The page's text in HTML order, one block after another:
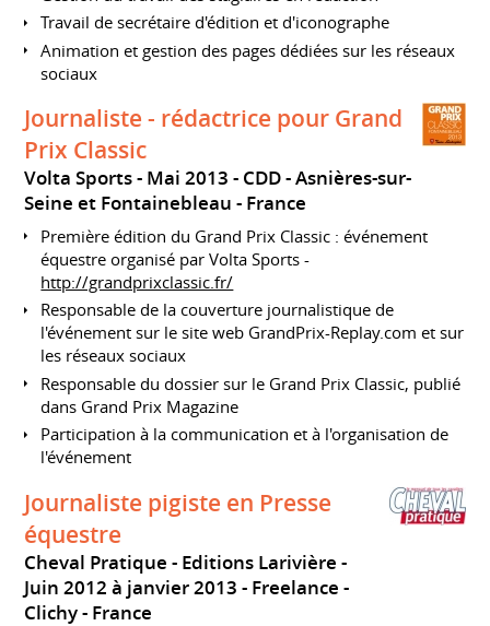
Travail de secrétaire d'édition et d'iconographe
Animation et gestion des pages dédiées sur les réseaux
sociaux
Journaliste - rédactrice pour Grand
Prix Classic
Volta Sports Mai 2013 CDD
Asnières-sur-
Seine et Fontainebleau
France
Première édition du Grand Prix Classic : événement
équestre organisé par Volta Sports -
http://grandprixclassic.fr/
Responsable de la couverture journalistique de
l'événement sur le site web GrandPrix-Replay.com et sur
les réseaux sociaux
Responsable du dossier sur le Grand Prix Classic, publié
dans Grand Prix Magazine
Participation à la communication et à l'organisation de
l'événement
Journaliste pigiste en Presse
équestre
Cheval Pratique - Editions Larivière
Juin 2012 à janvier 2013 Freelance
Clichy
France